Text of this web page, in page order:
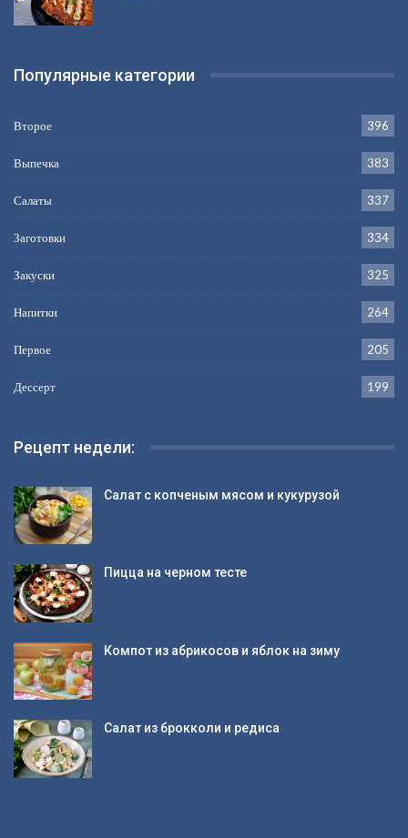
Популярные категории
Второе 396
Выпечка 383
Салаты 337
Заготовки 334
Закуски 325
Напитки 264
Первое 205
Дессерт 199
Рецепт недели:
Салат с копченым мясом и кукурузой
Пицца на черном тесте
Компот из абрикосов и яблок на зиму
Салат из брокколи и редиса